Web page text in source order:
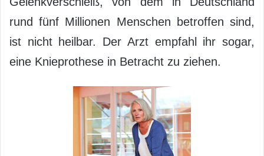
rund fünf Millionen Menschen betroffen sind,
ist nicht heilbar. Der Arzt empfahl ihr sogar,
eine Knieprothese in Betracht zu ziehen.